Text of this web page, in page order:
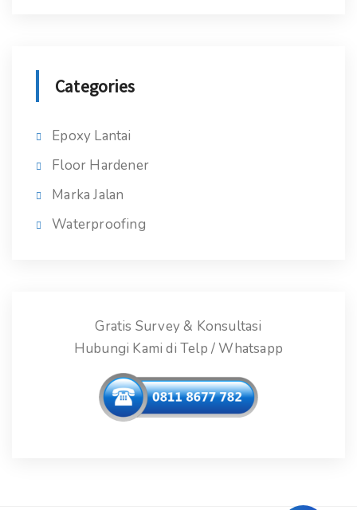
Categories
Epoxy Lantai
Floor Hardener
Marka Jalan
Waterproofing
Gratis Survey & Konsultasi
Hubungi Kami di Telp / Whatsapp